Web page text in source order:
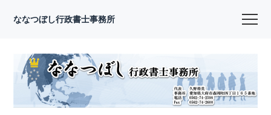
ななつぼし行政書士事務所